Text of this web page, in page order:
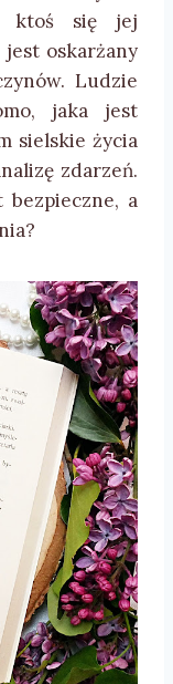
ktoś się jej
jest oskarżany
Ludzie
jaka jest
sielskie życia
zdarzeń.
a